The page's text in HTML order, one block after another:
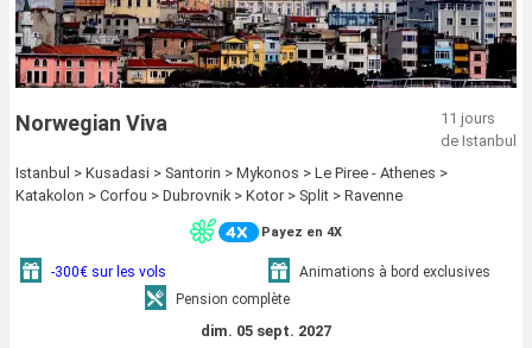
Norwegian Viva
11 jours
de Istanbul
Istanbul > Kusadasi > Santorin > Mykonos > Le Piree - Athenes >
Katakolon > Corfou > Dubrovnik > Kotor > Split > Ravenne
Payez en 4X
-300€ sur les vols
Animations à bord exclusives
Pension complète
dim. 05 sept. 2027